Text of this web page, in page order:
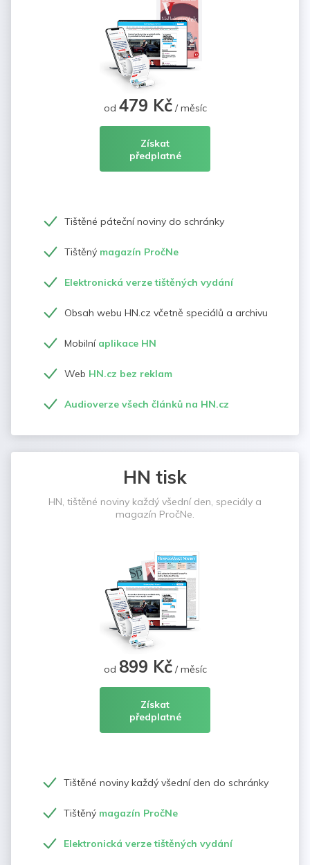
od 479 Kč/ měsíc
Získat
předplatné
Tištěné páteční noviny do schránky
Tištěný magazín PročNe
Elektronická verze tištěných vydání
Obsah webu HN.cz včetně speciálů a archivu
Mobilní aplikace HN
Web HN.cz bez reklam
Audioverze všech článků na HN.cz
HN tisk
HN, tištěné noviny každý všední den, speciály a
magazín PročNe.
od 899 Kč/ měsíc
Získat
předplatné
Tištěné noviny každý všední den do schránky
Tištěný magazín PročNe
Elektronická verze tištěných vydání